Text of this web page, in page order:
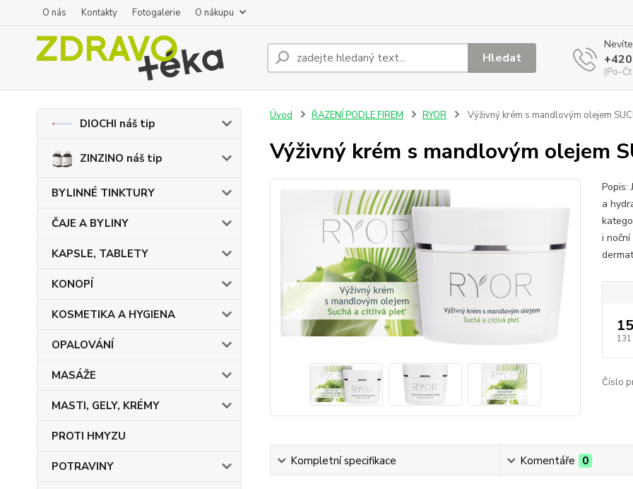
O nás Kontakty Fotogalerie O nákupu
Hledat
(Po-
DIOCHI náš tip
ZINZINO náš tip
BYLINNÉ TINKTURY
ČAJE A BYLINY
KAPSLE, TABLETY
KONOPÍ
KOSMETIKA A HYGIENA
OPALOVÁNÍ
MASÁŽE
MASTI, GELY, KRÉMY
PROTI HMYZU
POTRAVINY
Úvod ŘAZENÍ PODLE FIREM RYOR Výživný krém s mandlovým olejem
Výživný krém s mandlovým olejem
Popis:
a
i
131
Číslo
Kompletní specifikace Komentáře 0